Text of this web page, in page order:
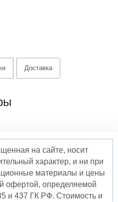
Доставка
на сайте, носит
характер, и ни при
материалы и цены
офертой, определяемой
и 437 ГК РФ. Стоимость и